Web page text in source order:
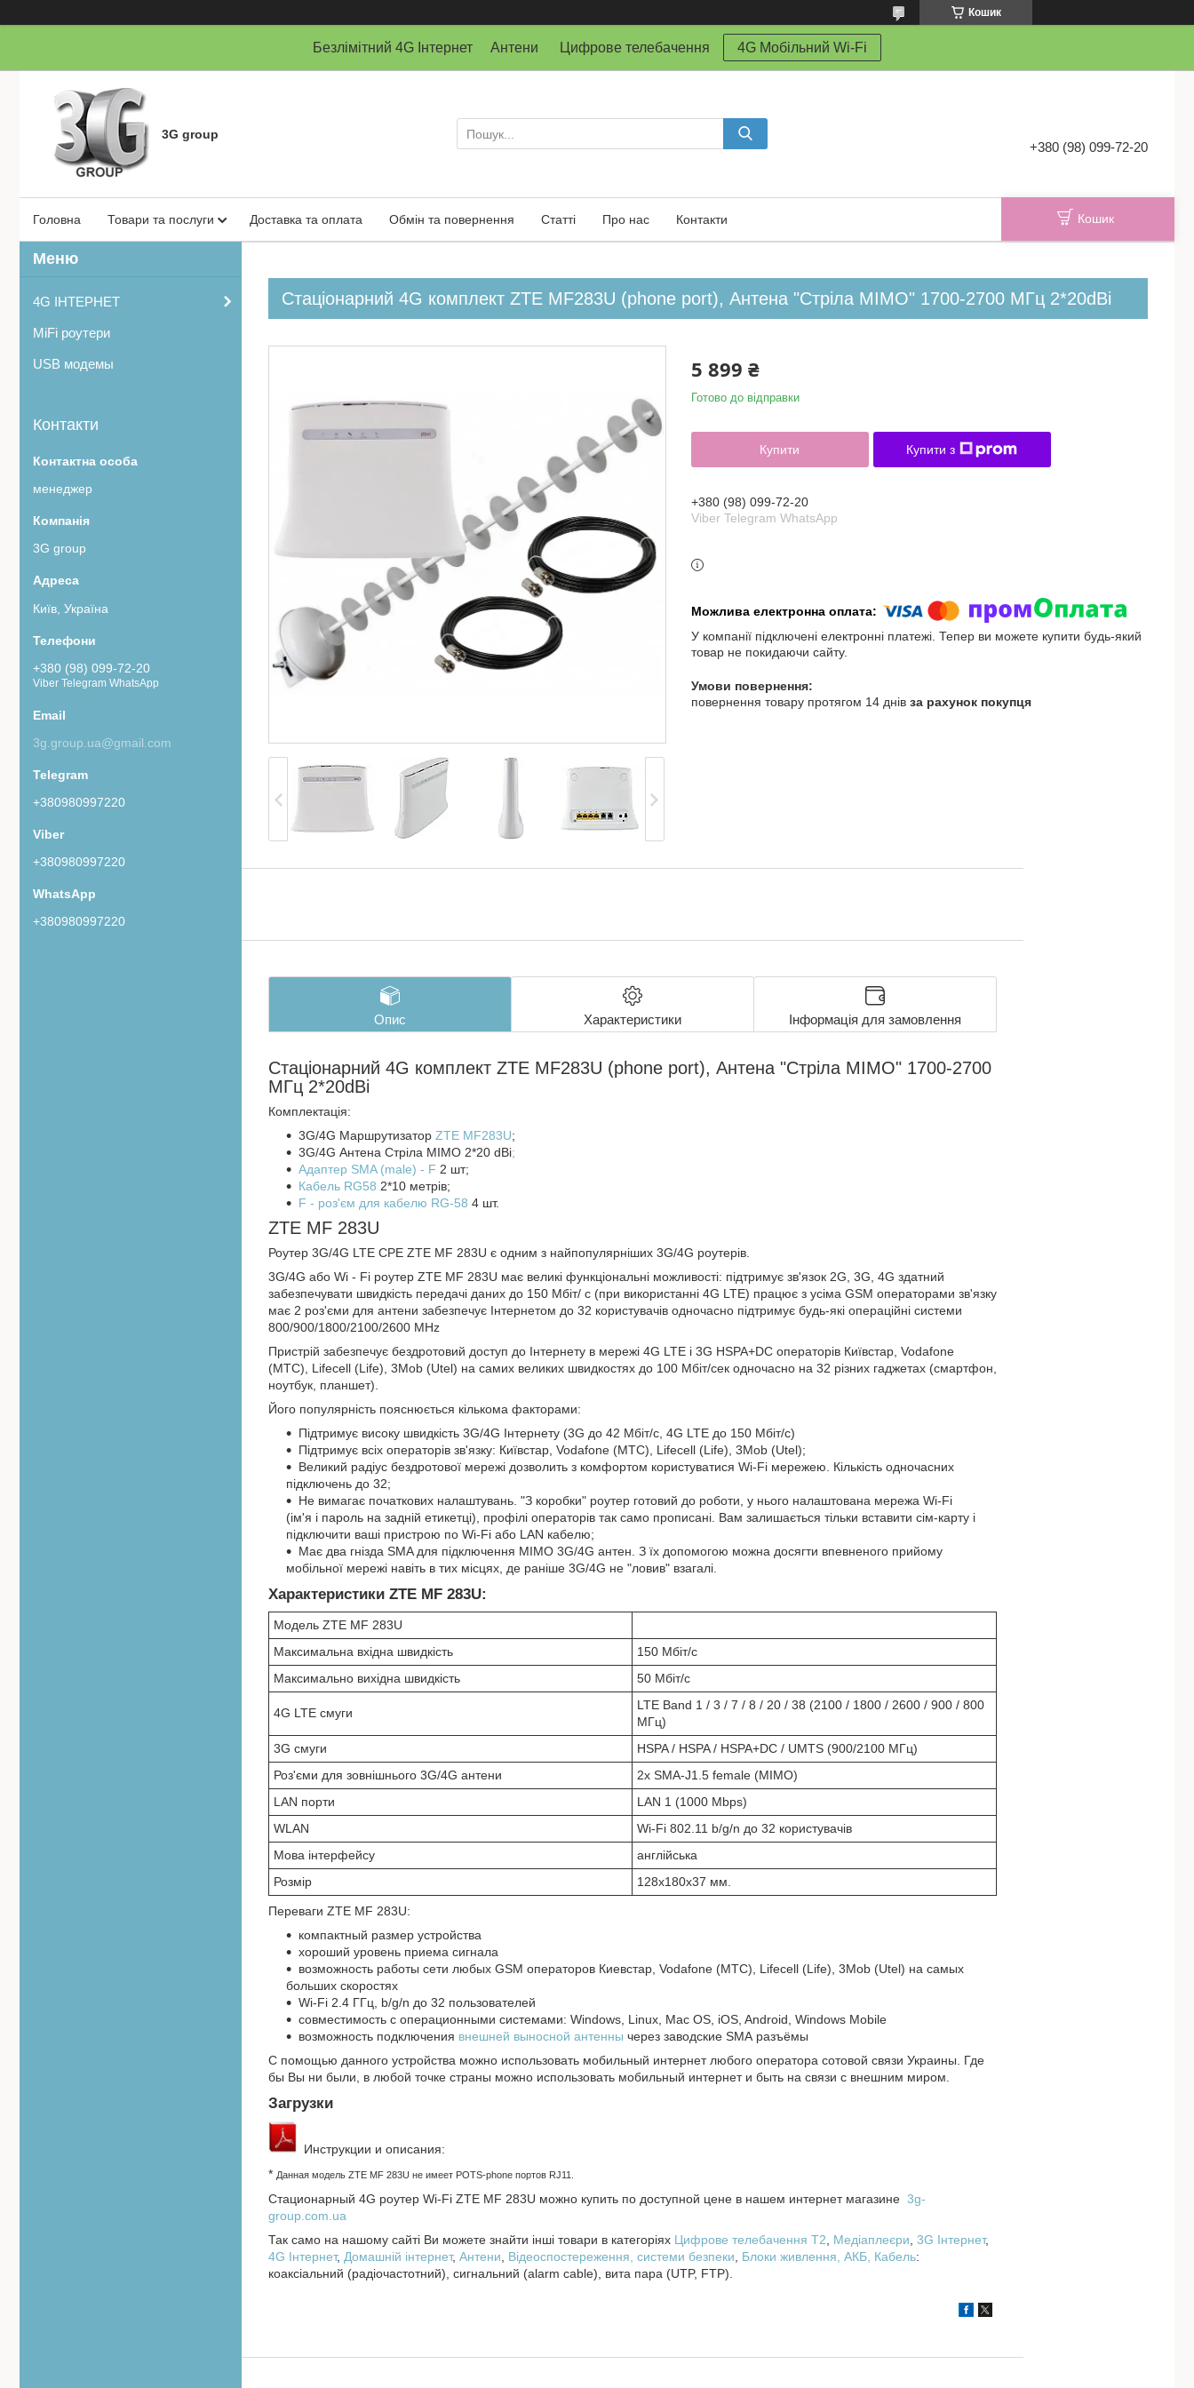
Кошик
Безлімітний 4G Інтернет Антени Цифрове телебачення 4G Мобільний Wi-Fi
3G group
+380 (98) 099-72-20
Головна Товари та послуги Доставка та оплата Обмін та повернення Статті Про нас Контакти Кошик
Стаціонарний 4G комплект ZTE MF283U (phone port), Антена "Стріла MIMO" 1700-2700 МГц 2*20dBi
5 899 ₴
Готово до відправки
Купити Купити з
+380 (98) 099-72-20
Viber Telegram WhatsApp
У компанії підключені електронні платежі. Тепер ви можете купити будь-який
товар не покидаючи сайту.
повернення товару протягом 14 днів за рахунок покупця
Опис Характеристики Інформація для замовлення
Стаціонарний 4G комплект ZTE MF283U (phone port), Антена "Стріла MIMO" 1700-2700
МГц 2*20dBi
Комплектація:
3G/4G Маршрутизатор ZTE MF283U;
3G/4G Антена Стріла MIMO 2*20 dBi;
Адаптер SMA (male) - F 2 шт;
Кабель RG58 2*10 метрів;
F - роз'єм для кабелю RG-58 4 шт.
ZTE MF 283U
Роутер 3G/4G LTE CPE ZTE MF 283U є одним з найпопулярніших 3G/4G роутерів.
3G/4G або Wi - Fi роутер ZTE MF 283U має великі функціональні можливості: підтримує зв'язок 2G, 3G, 4G здатний
забезпечувати швидкість передачі даних до 150 Мбіт/ с (при використанні 4G LTE) працює з усіма GSM операторами зв'язку
має 2 роз'єми для антени забезпечує Інтернетом до 32 користувачів одночасно підтримує будь-які операційні системи
800/900/1800/2100/2600 MHz
Пристрій забезпечує бездротовий доступ до Інтернету в мережі 4G LTE і 3G HSPA+DC операторів Київстар, Vodafone
(МТС), Lifecell (Life), 3Mob (Utel) на самих великих швидкостях до 100 Мбіт/сек одночасно на 32 різних гаджетах (смартфон,
ноутбук, планшет).
Його популярність пояснюється кількома факторами:
Підтримує високу швидкість 3G/4G Інтернету (3G до 42 Мбіт/с, 4G LTE до 150 Мбіт/с)
Підтримує всіх операторів зв'язку: Київстар, Vodafone (МТС), Lifecell (Life), 3Mob (Utel);
Великий радіус бездротової мережі дозволить з комфортом користуватися Wi-Fi мережею. Кількість одночасних
підключень до 32;
Не вимагає початкових налаштувань. "З коробки" роутер готовий до роботи, у нього налаштована мережа Wi-Fi
(ім'я і пароль на задній етикетці), профілі операторів так само прописані. Вам залишається тільки вставити сім-карту і
підключити ваші пристрою по Wi-Fi або LAN кабелю;
Має два гнізда SMA для підключення MIMO 3G/4G антен. З їх допомогою можна досягти впевненого прийому
мобільної мережі навіть в тих місцях, де раніше 3G/4G не "ловив" взагалі.
Характеристики ZTE MF 283U:
Модель ZTE MF 283U
Максимальна вхідна швидкість
150 Мбіт/с
Максимально вихідна швидкість
50 Мбіт/с
4G LTE смуги
LTE Band 1 / 3 / 7 / 8 / 20 / 38 (2100 / 1800 / 2600 / 900 / 800
МГц)
3G смуги
HSPA / HSPA / HSPA+DC / UMTS (900/2100 МГц)
Роз'єми для зовнішнього 3G/4G антени
2х SMA-J1.5 female (MIMO)
LAN порти
LAN 1 (1000 Mbps)
WLAN
Wi-Fi 802.11 b/g/n до 32 користувачів
Мова інтерфейсу
англійська
Розмір
128х180х37 мм.
Переваги ZTE MF 283U:
компактный размер устройства
хороший уровень приема сигнала
возможность работы сети любых GSM операторов Киевстар, Vodafone (МТС), Lifecell (Life), 3Mob (Utel) на самых
больших скоростях
Wi-Fi 2.4 ГГц, b/g/n до 32 пользователей
совместимость с операционными системами: Windows, Linux, Mac OS, iOS, Android, Windows Mobile
возможность подключения внешней выносной антенны через заводские SMA разъёмы
С помощью данного устройства можно использовать мобильный интернет любого оператора сотовой связи Украины. Где
бы Вы ни были, в любой точке страны можно использовать мобильный интернет и быть на связи с внешним миром.
Загрузки
Инструкции и описания:
* Данная модель ZTE MF 283U не имеет POTS-phone портов RJ11.
Стационарный 4G роутер Wi-Fi ZTE MF 283U можно купить по доступной цене в нашем интернет магазине 3g-
group.com.ua
Так само на нашому сайті Ви можете знайти інші товари в категоріях Цифрове телебачення T2, Медіаплеєри, 3G Інтернет,
4G Інтернет, Домашній інтернет, Антени, Відеоспостереження, системи безпеки, Блоки живлення, АКБ, Кабель:
коаксіальний (радіочастотний), сигнальний (alarm cable), вита пара (UTP, FTP).
4G ІНТЕРНЕТ
MiFi роутери
USB модемы
Контакти
менеджер
3G group
Київ, Україна
+380 (98) 099-72-20
Viber Telegram WhatsApp
3g.group.ua@gmail.com
+380980997220
+380980997220
+380980997220